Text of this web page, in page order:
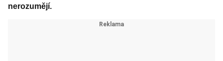
nerozumějí.